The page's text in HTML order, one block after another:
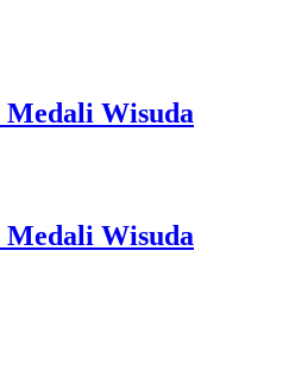
Wisuda
Wisuda